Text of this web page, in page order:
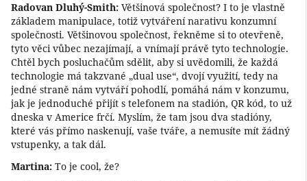
Radovan Dluhý-Smith: Většinová společnost? I to je vlastně
základem manipulace, totiž vytváření narativu konzumní
společnosti. Většinovou společnost, řekněme si to otevřeně,
tyto věci vůbec nezajímají, a vnímají právě tyto technologie.
Chtěl bych posluchačům sdělit, aby si uvědomili, že každá
technologie má takzvané „dual use“, dvojí využití, tedy na
jedné straně nám vytváří pohodlí, pomáhá nám v konzumu,
jak je jednoduché přijít s telefonem na stadión, QR kód, to už
dneska v Americe frčí. Myslím, že tam jsou dva stadióny,
které vás přímo naskenují, vaše tváře, a nemusíte mít žádný
vstupenky, a tak dál.
Martina: To je cool, že?